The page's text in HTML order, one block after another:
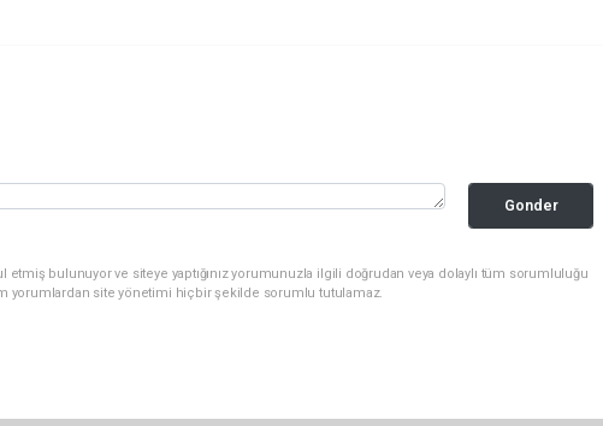
Gonder
etmiş bulunuyor ve siteye yaptığınız yorumunuzla ilgili doğrudan veya dolaylı tüm sorumluluğu
yorumlardan site yönetimi hiçbir şekilde sorumlu tutulamaz.